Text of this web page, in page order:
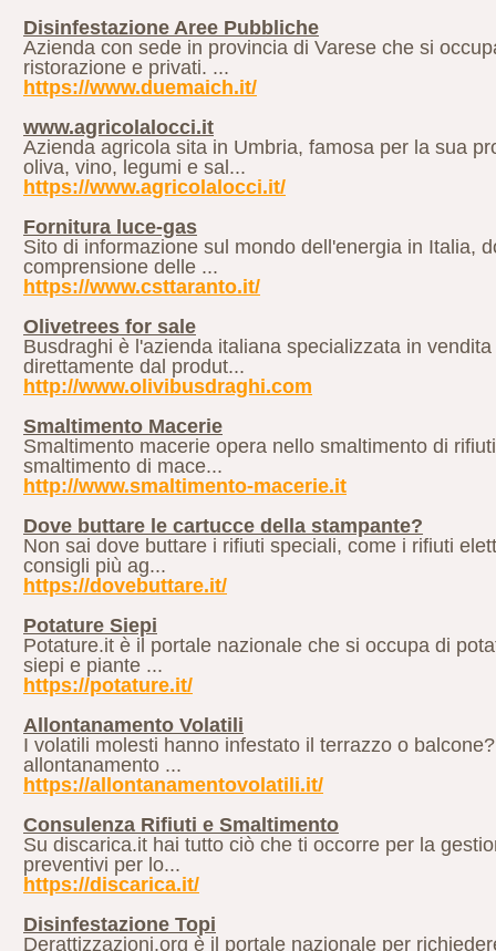
Disinfestazione Aree Pubbliche
Azienda con sede in provincia di Varese che si
ristorazione e privati. ...
https://www.duemaich.it/
www.agricolalocci.it
Azienda agricola sita in Umbria, famosa per la sua
oliva, vino, legumi e sal...
https://www.agricolalocci.it/
Fornitura luce-gas
Sito di informazione sul mondo dell'energia in Italia,
comprensione delle ...
https://www.csttaranto.it/
Olivetrees for sale
Busdraghi è l'azienda italiana specializzata in
direttamente dal produt...
http://www.olivibusdraghi.com
Smaltimento Macerie
Smaltimento macerie opera nello smaltimento di
smaltimento di mace...
http://www.smaltimento-macerie.it
Dove buttare le cartucce della stampante?
Non sai dove buttare i rifiuti speciali, come i rifiuti
consigli più ag...
https://dovebuttare.it/
Potature Siepi
Potature.it è il portale nazionale che si occupa di
siepi e piante ...
https://potature.it/
Allontanamento Volatili
I volatili molesti hanno infestato il terrazzo o
allontanamento ...
https://allontanamentovolatili.it/
Consulenza Rifiuti e Smaltimento
Su discarica.it hai tutto ciò che ti occorre per la
preventivi per lo...
https://discarica.it/
Disinfestazione Topi
Derattizzazioni.org è il portale nazionale per